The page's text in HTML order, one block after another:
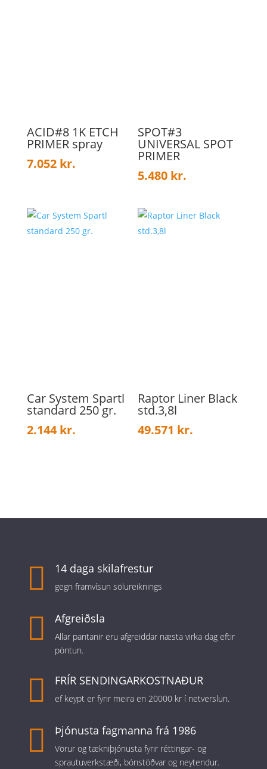
ACID#8 1K ETCH
PRIMER spray
7.052 kr.
SPOT#3
UNIVERSAL SPOT
PRIMER
5.480 kr.
Car System Spartl
standard 250 gr.
2.144kr.
Raptor Liner Black
std.3,8l
49.571 kr.
 14 daga skilafrestur
gegn framvísun sölureiknings
 Afgreiðsla
Allar pantanir eru afgreiddar næsta virka dag eftir
pöntun.
 FRÍR SENDINGARKOSTNAÐUR
ef keypt er fyrir meira en 20000 kr í netverslun.
 Þjónusta fagmanna frá 1986
Vörur og tækniþjónusta fyrir réttingar- og
sprautuverkstæði, bónstöðvar og neytendur.